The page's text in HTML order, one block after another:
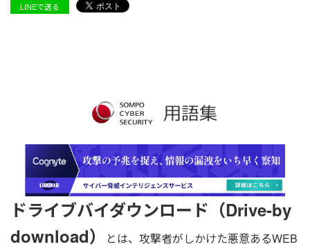
LINEで送る
ドライブバイダウンロード（Drive-by
download）
とは、攻撃者がしかけた悪意あるWEB